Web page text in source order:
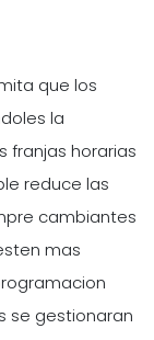
que los
la
franjas horarias
reduce las
cambiantes
mas
se gestionaran